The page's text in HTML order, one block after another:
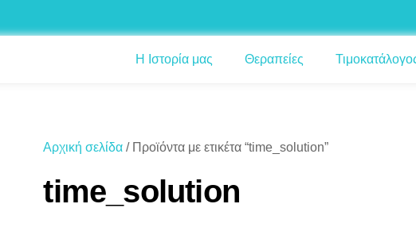
Η Ιστορία μας Θεραπείες
Αρχική σελίδα / Προϊόντα με ετικέτα “time_solution”
time_solution